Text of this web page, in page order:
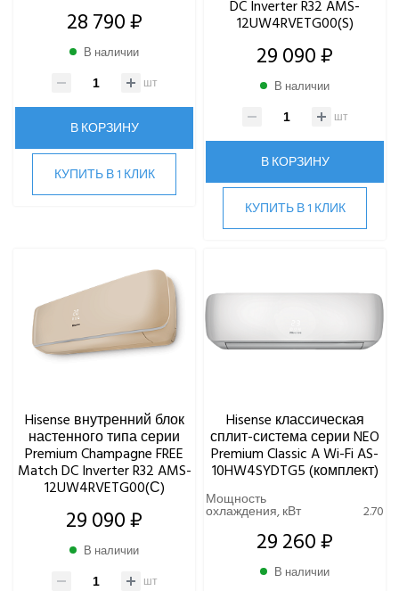
28 790 ₽
В наличии
шт
В КОРЗИНУ
КУПИТЬ В 1 КЛИК
DC Inverter R32 AMS-
12UW4RVETG00(S)
29 090 ₽
В наличии
шт
В КОРЗИНУ
КУПИТЬ В 1 КЛИК
Hisense внутренний блок
настенного типа серии
Premium Champagne FREE
Match DC Inverter R32 AMS-
12UW4RVETG00(С)
29 090 ₽
В наличии
шт
Hisense классическая
сплит-система серии NEO
Premium Classic A Wi-Fi AS-
10HW4SYDTG5 (комплект)
Мощность
охлаждения, кВт 2.70
29 260 ₽
В наличии